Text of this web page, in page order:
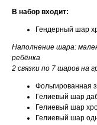
В набор входит:
Гендерный шар
Наполнение шара:
ребёнка
2 связки по 7 шаров на
Фольгированная
Гелиевый шар
Гелиевый шар
Гелиевый шар